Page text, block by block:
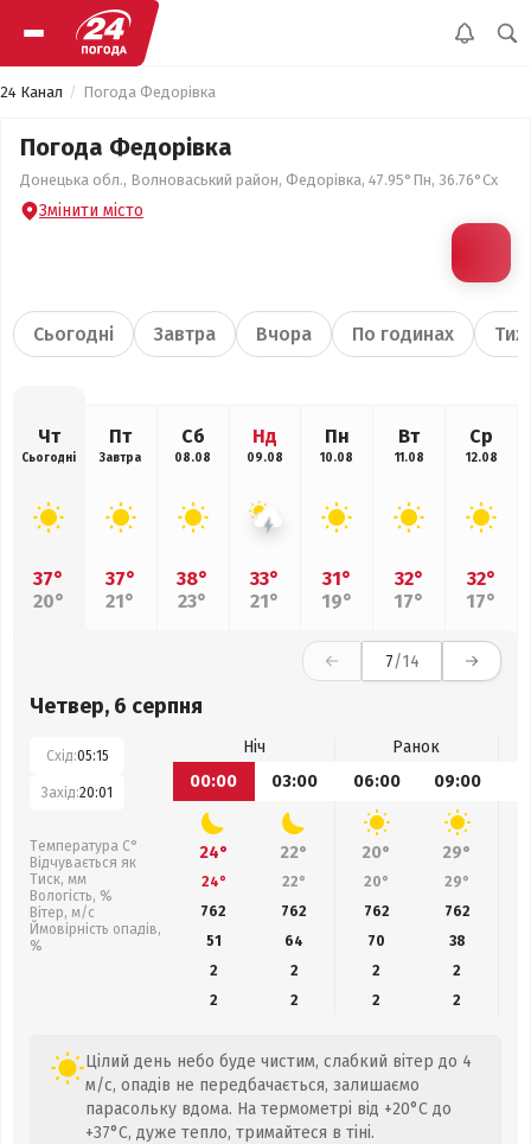
24 Канал Погода Федорівка
Погода Федорівка
Донецька обл., Волноваський район, Федорівка, 47.95°Пн, 36.76°Сх
Змінити місто
Сьогодні Завтра Вчора По годинах
Чт
Сьогодні
37°
20°
Пт
Завтра
37°
21°
Сб
08.08
38°
23°
Нд
09.08
33°
21°
Пн
10.08
31°
19°
Вт
11.08
32°
17°
Ср
12.08
32°
17°
7/14
Четвер, 6 серпня
Схід:05:15
Захід:20:01
Температура С°
Відчувається як
Тиск, мм
Вологість, %
Вітер, м/с
Ймовірність опадів,
%
Ніч
Ранок
00:00
03:00 06:00 09:00
24° 22° 20° 29°
24° 22° 20° 29°
762
762 762 762
51
64 70 38
2
2 2
2
2
2 2 2
Цілий день небо буде чистим, слабкий вітер до 4
м/с, опадів не передбачається, залишаємо
парасольку вдома. На термометрі від +20°C до
+37°C, дуже тепло, тримайтеся в тіні.